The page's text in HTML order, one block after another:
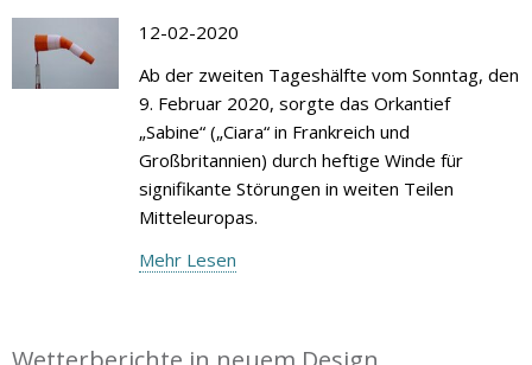
12-02-2020
Ab der zweiten Tageshälfte vom Sonntag, den
9. Februar 2020, sorgte das Orkantief
„Sabine“ („Ciara“ in Frankreich und
Großbritannien) durch heftige Winde für
signifikante Störungen in weiten Teilen
Mitteleuropas.
Mehr Lesen